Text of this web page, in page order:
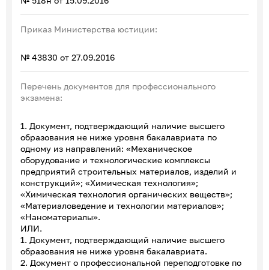
Приказ Министерства юстиции:
№ 43830 от 27.09.2016
Перечень документов для профессионального
экзамена:
1. Документ, подтверждающий наличие высшего
образования не ниже уровня бакалавриата по
одному из направлений: «Механическое
оборудование и технологические комплексы
предприятий строительных материалов, изделий и
конструкций»; «Химическая технология»;
«Химическая технология органических веществ»;
«Материаловедение и технологии материалов»;
«Наноматериалы».
ИЛИ.
1. Документ, подтверждающий наличие высшего
образования не ниже уровня бакалавриата.
2. Документ о профессиональной переподготовке по